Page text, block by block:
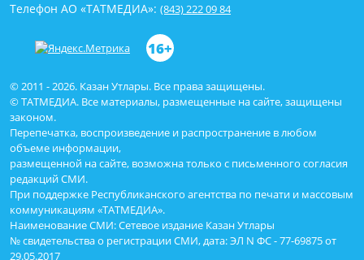
© 2011 - 2026. Казан Утлары. Все права защищены.
© ТАТМЕДИА. Все материалы, размещенные на сайте, защищены
законом.
Перепечатка, воспроизведение и распространение в любом
объеме информации,
размещенной на сайте, возможна только с письменного согласия
редакций СМИ.
При поддержке Республиканского агентства по печати и массовым
коммуникациям «ТАТМЕДИА».
Наименование СМИ: Сетевое издание Казан Утлары
№ свидетельства о регистрации СМИ, дата: ЭЛ N ФС - 77-69875 от
29.05.2017
Телефон АО «ТАТМЕДИА»: (843) 222 09 84
16+